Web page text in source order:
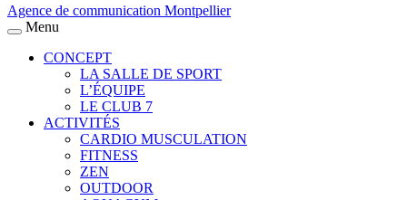
Agence de communication Montpellier
Menu
CONCEPT
LA SALLE DE SPORT
L’ÉQUIPE
LE CLUB 7
ACTIVITÉS
CARDIO MUSCULATION
FITNESS
ZEN
OUTDOOR